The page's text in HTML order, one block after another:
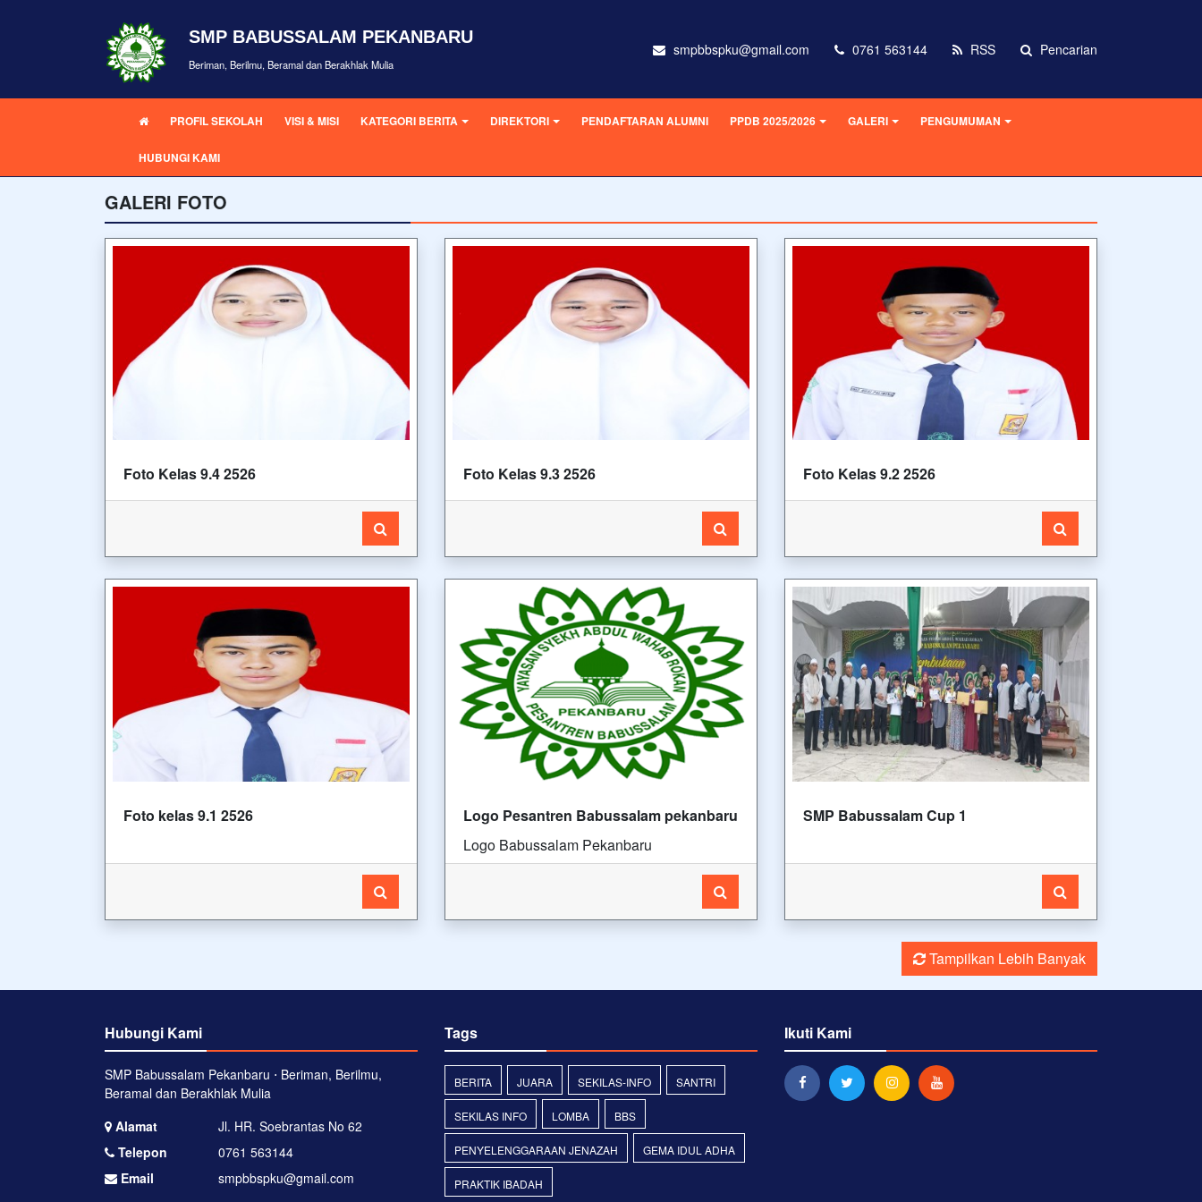
SMP BABUSSALAM PEKANBARU
Beriman, Berilmu, Beramal dan Berakhlak Mulia
smpbbspku@gmail.com 0761 563144 RSS Pencarian
PROFIL SEKOLAH VISI & MISI KATEGORI BERITA DIREKTORI PENDAFTARAN ALUMNI PPDB 2025/2026 GALERI PENGUMUMAN
HUBUNGI KAMI
GALERI FOTO
Foto Kelas 9.4 2526 Foto Kelas 9.3 2526 Foto Kelas 9.2 2526
Foto kelas 9.1 2526
Logo Pesantren Babussalam pekanbaru
Logo Babussalam Pekanbaru
SMP Babussalam Cup 1
Tampilkan Lebih Banyak
Hubungi Kami
SMP Babussalam Pekanbaru ⋅ Beriman, Berilmu,
Beramal dan Berakhlak Mulia
Alamat
Jl. HR. Soebrantas No 62
Telepon
0761 563144
Email
smpbbspku@gmail.com
Tags
BERITA JUARA SEKILAS-INFO SANTRI
SEKILAS INFO LOMBA BBS
PENYELENGGARAAN JENAZAH GEMA IDUL ADHA
PRAKTIK IBADAH
Ikuti Kami